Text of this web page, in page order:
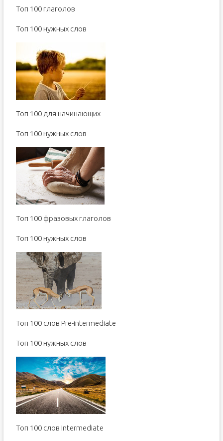
Топ 100 глаголов
Toп 100 нужных слов
Топ 100 для начинающих
Toп 100 нужных слов
Топ 100 фразовых глаголов
Toп 100 нужных слов
Топ 100 слов Pre-intermediate
Toп 100 нужных слов
Топ 100 слов Intermediate